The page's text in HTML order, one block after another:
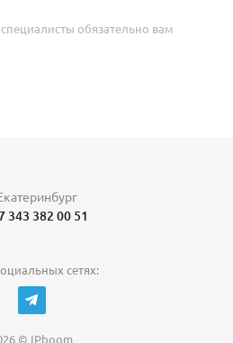
обязательно вам
343 382 00 51
сетях:
© IPboom